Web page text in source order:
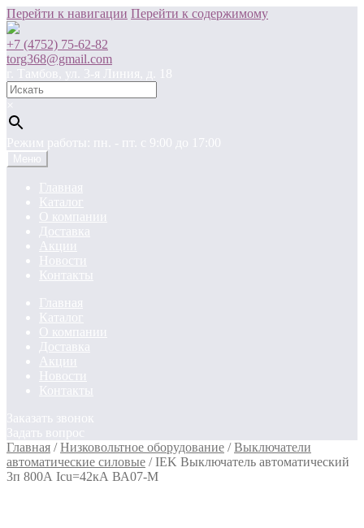
Перейти к навигации Перейти к содержимому
+7 (4752) 75-62-82
torg368@gmail.com
г. Тамбов, ул. 3-я Линия, д. 18
×
Режим работы: пн. - пт. c 9:00 до 17:00
Меню
Главная
Каталог
О компании
Доставка
Акции
Новости
Контакты
Главная
Каталог
О компании
Доставка
Акции
Новости
Контакты
Заказать звонок
Задать вопрос
Главная /Низковольтное оборудование /Выключатели
автоматические силовые /IEK Выключатель автоматический
3п 800А Icu=42кА ВА07-М